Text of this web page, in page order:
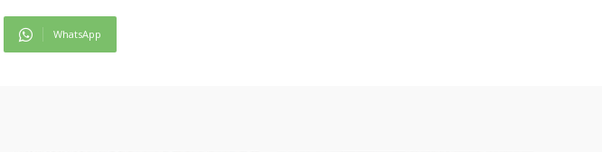
WhatsApp